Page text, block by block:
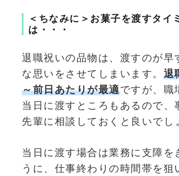
＜ちなみに＞お菓子を渡すタイ
は・・・
退職祝いの品物は、渡すのが早
な思いをさせてしまいます。 退
～前日あたりが最適ですが、職
当日に渡すところもあるので、
先輩に相談しておくと良いでし
当日に渡す場合は業務に支障を
うに、仕事終わりの時間帯を狙